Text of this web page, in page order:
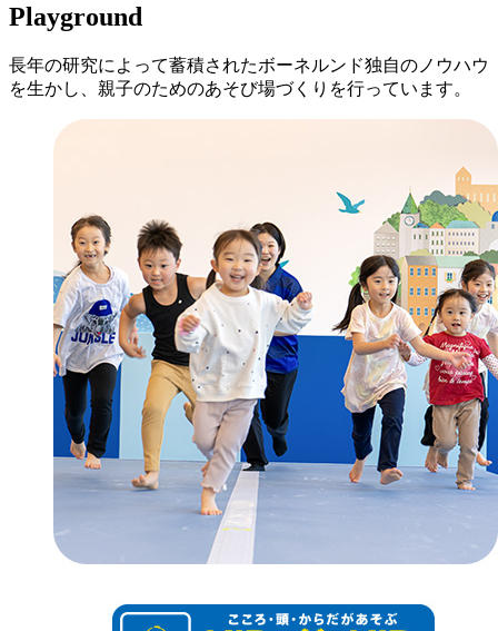
Playground
長年の研究によって蓄積されたボーネルンド独自のノウハウ
を生かし、親子のためのあそび場づくりを行っています。